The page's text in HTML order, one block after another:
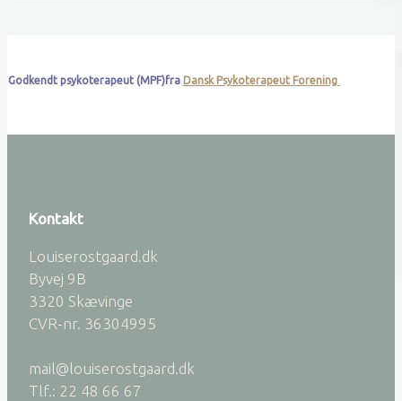
Godkendt psykoterapeut (MPF)fra Dansk Psykoterapeut Forening
Kontakt
Louiserostgaard.dk
Byvej 9B
3320 Skævinge
CVR-nr. 36304995
mail@louiserostgaard.dk
Tlf.: 22 48 66 67